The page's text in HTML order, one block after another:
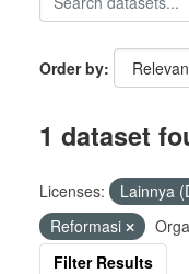
Order by
1 dataset
Licenses: Lainnya
Reformasi
Filter Results